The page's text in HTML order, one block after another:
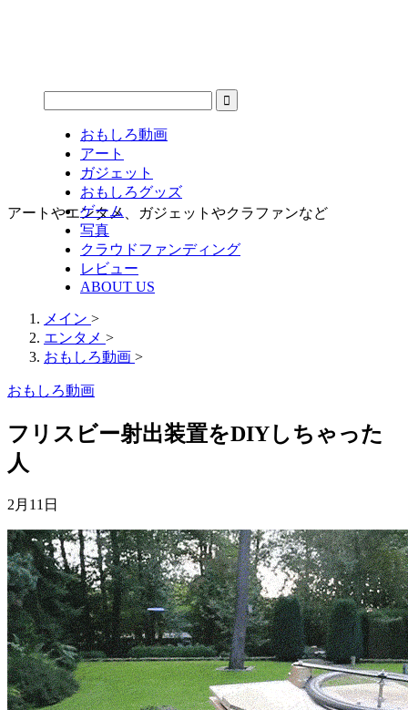
アートやエンタメ、ガジェットやクラファンなど
おもしろ動画
アート
ガジェット
おもしろグッズ
ゲーム
写真
クラウドファンディング
レビュー
ABOUT US
メイン >
エンタメ >
おもしろ動画 >
おもしろ動画
フリスビー射出装置をDIYしちゃった
人
2月11日